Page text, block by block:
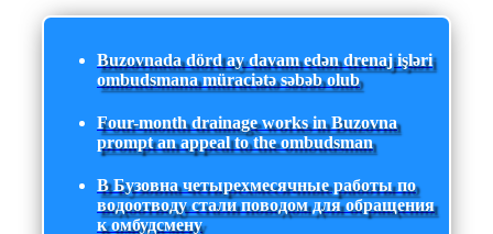
Buzovnada dörd ay davam edən drenaj işləri
ombudsmana müraciətə səbəb olub
Four-month drainage works in Buzovna
prompt an appeal to the ombudsman
В Бузовна четырехмесячные работы по
водоотводу стали поводом для обращения
к омбудсмену